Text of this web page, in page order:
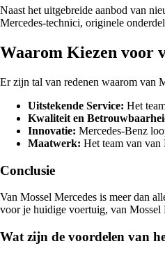
Naast het uitgebreide aanbod van
Mercedes-technici, originele
Waarom Kiezen voor
Er zijn tal van redenen waarom van
Uitstekende Service: Het
Kwaliteit en
Innovatie: Mercedes-Benz
Maatwerk: Het team van van
Conclusie
Van Mossel Mercedes is meer dan
voor je huidige voertuig, van Mossel
Wat zijn de voordelen van